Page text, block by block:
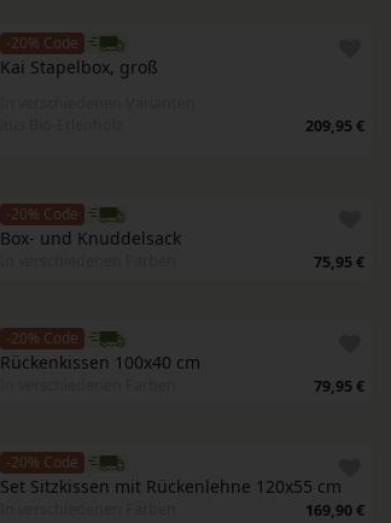
-20% Code
Kai Stapelbox, groß
209,95 €
-20% Code
Box- und Knuddelsack
75,95 €
-20% Code
Rückenkissen 100x40 cm
79,95 €
-20% Code
Set Sitzkissen mit Rückenlehne 120x55 cm
169,90 €